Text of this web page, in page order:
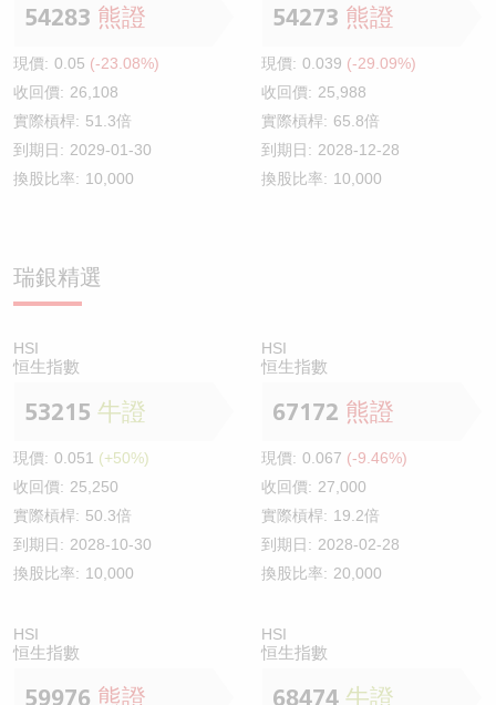
54283 熊證
現價: 0.05 (-23.08%)
收回價: 26,108
實際槓桿: 51.3倍
到期日: 2029-01-30
換股比率: 10,000
54273 熊證
現價: 0.039 (-29.09%)
收回價: 25,988
實際槓桿: 65.8倍
到期日: 2028-12-28
換股比率: 10,000
瑞銀精選
HSI
恒生指數
53215 牛證
現價: 0.051 (+50%)
收回價: 25,250
實際槓桿: 50.3倍
到期日: 2028-10-30
換股比率: 10,000
HSI
恒生指數
67172 熊證
現價: 0.067 (-9.46%)
收回價: 27,000
實際槓桿: 19.2倍
到期日: 2028-02-28
換股比率: 20,000
HSI
恒生指數
59976 熊證
HSI
恒生指數
68474 牛證